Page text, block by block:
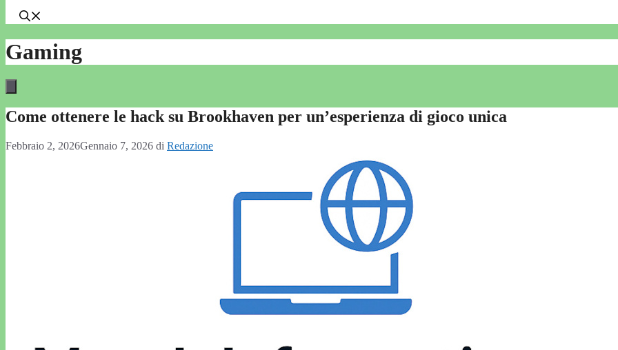
Gaming
Come ottenere le hack su Brookhaven per un’esperienza di gioco unica
Febbraio 2, 2026Gennaio 7, 2026 di Redazione